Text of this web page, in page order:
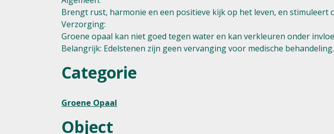
Brengt rust, harmonie en een positieve kijk op het leven, en stimuleert
Verzorging:
Groene opaal kan niet goed tegen water en kan verkleuren onder
Belangrijk: Edelstenen zijn geen vervanging voor medische
Categorie
Groene Opaal
Object